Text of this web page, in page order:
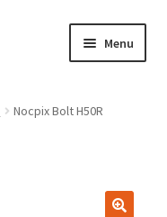
Menu
Nocpix Bolt H50R